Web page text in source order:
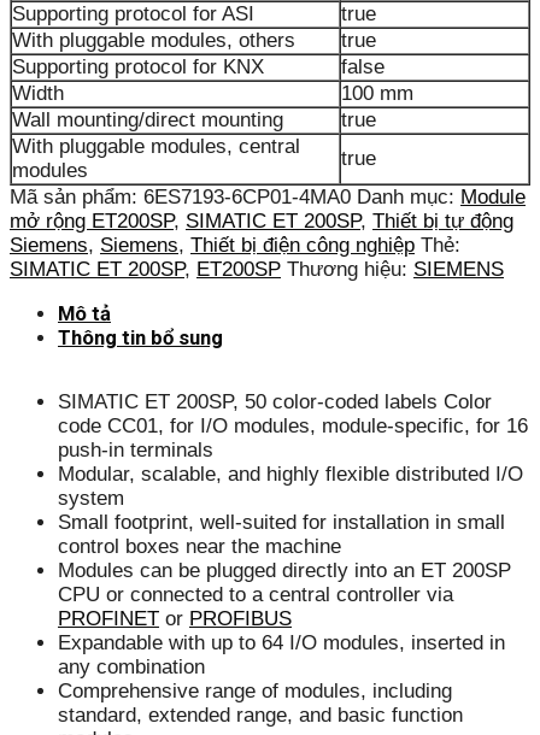
Supporting protocol for ASI
true
With pluggable modules, others
true
Supporting protocol for KNX
false
Width
100 mm
Wall mounting/direct mounting
true
With pluggable modules, central
modules
true
Mã sản phẩm: 6ES7193-6CP01-4MA0 Danh mục: Module
mở rộng ET200SP, SIMATIC ET 200SP, Thiết bị tự động
Siemens, Siemens, Thiết bị điện công nghiệp Thẻ:
SIMATIC ET 200SP, ET200SP Thương hiệu: SIEMENS
Mô tả
Thông tin bổ sung
SIMATIC ET 200SP, 50 color-coded labels Color
code CC01, for I/O modules, module-specific, for 16
push-in terminals
Modular, scalable, and highly flexible distributed I/O
system
Small footprint, well-suited for installation in small
control boxes near the machine
Modules can be plugged directly into an ET 200SP
CPU or connected to a central controller via
PROFINET or PROFIBUS
Expandable with up to 64 I/O modules, inserted in
any combination
Comprehensive range of modules, including
standard, extended range, and basic function